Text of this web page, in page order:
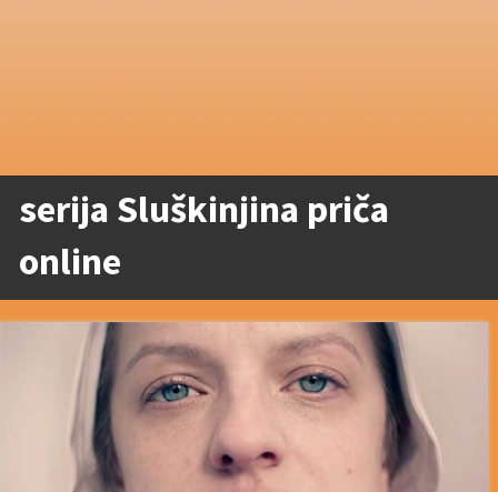
serija Sluškinjina priča
online